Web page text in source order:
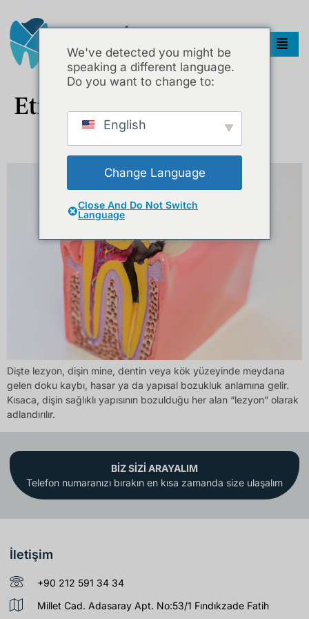
Etiket:Estetik Dolgu
Dişte Lezyon Nedir? Neden Oluşur, Nasıl Tedavi Edilir?
Dişte lezyon, dişin mine, dentin veya kök yüzeyinde meydana
gelen doku kaybı, hasar ya da yapısal bozukluk anlamına gelir.
Kısaca, dişin sağlıklı yapısının bozulduğu her alan “lezyon” olarak
adlandırılır.
BİZ SİZİ ARAYALIM
Telefon numaranızı bırakın en kısa zamanda size ulaşalım
İletişim
+90 212 591 34 34
Millet Cad. Adasaray Apt. No:53/1 Fındıkzade Fatih
We've detected you might be
speaking a different language.
Do you want to change to:
English
Change Language
Close And Do Not Switch
Language